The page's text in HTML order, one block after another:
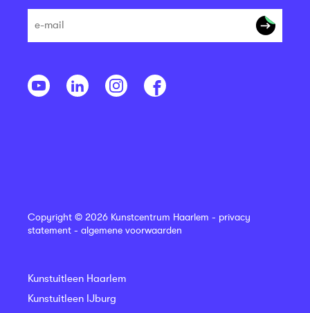
Copyright © 2026 Kunstcentrum Haarlem - privacy
statement - algemene voorwaarden
Kunstuitleen Haarlem
Kunstuitleen IJburg